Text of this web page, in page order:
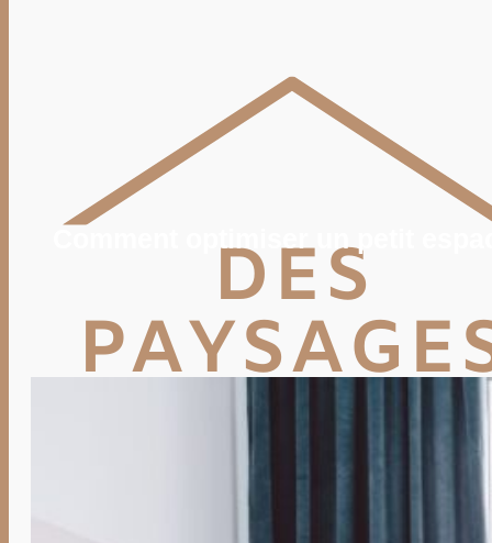
VIE PRATIQUE
ENERGIE
TRAVAUX
DEVIS
Rechercher
Rechercher :
Comment optimiser un petit